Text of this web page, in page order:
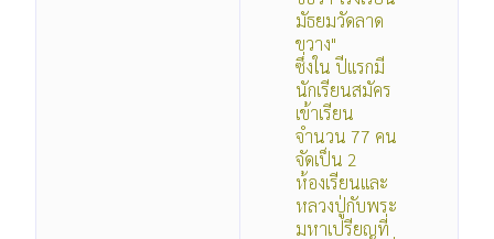
มัธยมวัดลาด
ขวาง"
ซึ่งใน ปีแรกมี
นักเรียนสมัคร
เข้าเรียน
จำนวน 77 คน
จัดเป็น 2
ห้องเรียนและ
หลวงปู่กับพระ
มหาเปรียญที่